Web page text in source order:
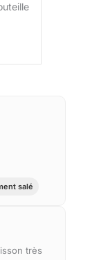
salé
très